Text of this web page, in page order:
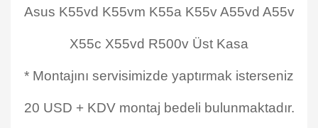
Asus K55vd K55vm K55a K55v A55vd A55v
X55c X55vd R500v Üst Kasa
* Montajını servisimizde yaptırmak isterseniz
20 USD + KDV montaj bedeli bulunmaktadır.